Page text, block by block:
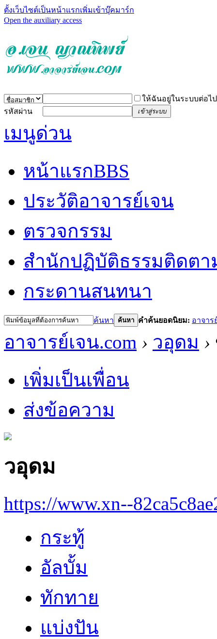
ตั้งเว็บไซต์เป็นหน้าแรกเพิ่มเข้าบุ๊คมาร์ก
Open the auxiliary access
ให้ฉันอยู่ในระบบต่อไป
รหัสผ่าน
เข้าสู่ระบบ
เมนูด่วน
หน้าแรกBBS
ประวัติอาจารย์เจน
ตรวจกรรม
สำนักปฏิบัติธรรมติดต
กระดานสนทนา
ค้นหา ค้นหา คำค้นยอดนิยม: อาจาร
อาจารย์เจน.com › วอุดม ›
เพิ่มเป็นเพื่อน
ส่งข้อความ
วอุดม
https://www.xn--
กระทู้
อัลบั้ม
ทักทาย
แบ่งปัน